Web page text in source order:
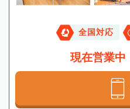
全国対応
現在営業中